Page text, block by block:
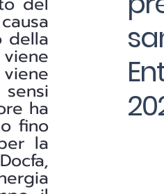
della
ha
fino
la